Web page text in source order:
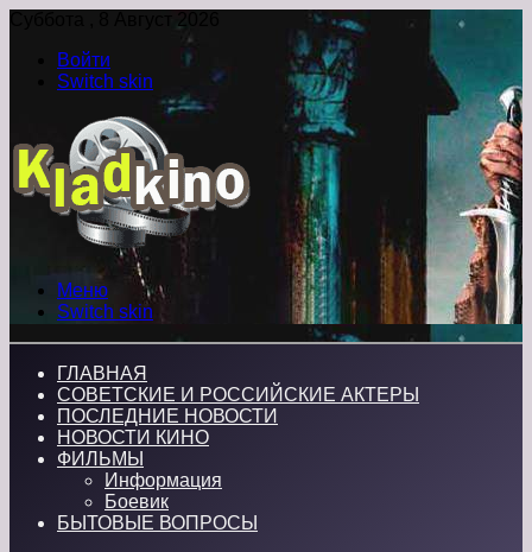
Суббота , 8 Август 2026
Войти
Switch skin
Меню
Switch skin
ГЛАВНАЯ
СОВЕТСКИЕ И РОССИЙСКИЕ АКТЕРЫ
ПОСЛЕДНИЕ НОВОСТИ
НОВОСТИ КИНО
ФИЛЬМЫ
Информация
Боевик
БЫТОВЫЕ ВОПРОСЫ